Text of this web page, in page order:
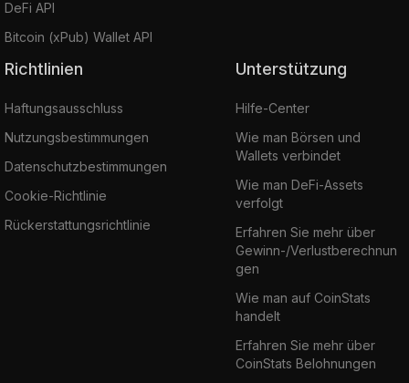
DeFi API
Bitcoin (xPub) Wallet API
Richtlinien
Haftungsausschluss
Nutzungsbestimmungen
Datenschutzbestimmungen
Cookie-Richtlinie
Rückerstattungsrichtlinie
Unterstützung
Hilfe-Center
Wie man Börsen und
Wallets verbindet
Wie man DeFi-Assets
verfolgt
Erfahren Sie mehr über
Gewinn-/Verlustberechnun
gen
Wie man auf CoinStats
handelt
Erfahren Sie mehr über
CoinStats Belohnungen